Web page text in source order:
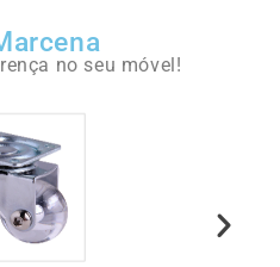
no seu móvel!